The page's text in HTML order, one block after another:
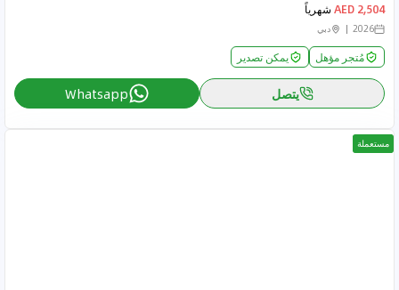
2,504 AED شهرياً
2026 دبي
مُتجر مؤهل يمكن تصدير
يتصل Whatsapp
مستعملة